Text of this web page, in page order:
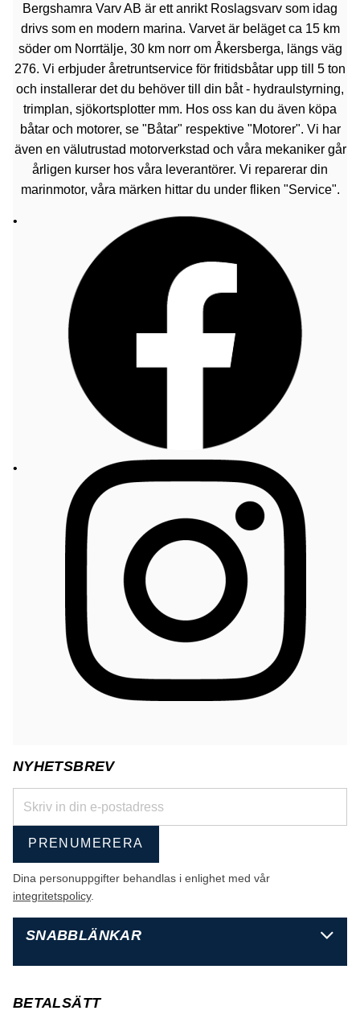
Bergshamra Varv AB är ett anrikt Roslagsvarv som idag
drivs som en modern marina. Varvet är beläget ca 15 km
söder om Norrtälje, 30 km norr om Åkersberga, längs väg
276. Vi erbjuder åretruntservice för fritidsbåtar upp till 5 ton
och installerar det du behöver till din båt - hydraulstyrning,
trimplan, sjökortsplotter mm. Hos oss kan du även köpa
båtar och motorer, se "Båtar" respektive "Motorer". Vi har
även en välutrustad motorverkstad och våra mekaniker går
årligen kurser hos våra leverantörer. Vi reparerar din
marinmotor, våra märken hittar du under fliken "Service".
NYHETSBREV
PRENUMERERA
Dina personuppgifter behandlas i enlighet med vår
integritetspolicy.
SNABBLÄNKAR
BETALSÄTT